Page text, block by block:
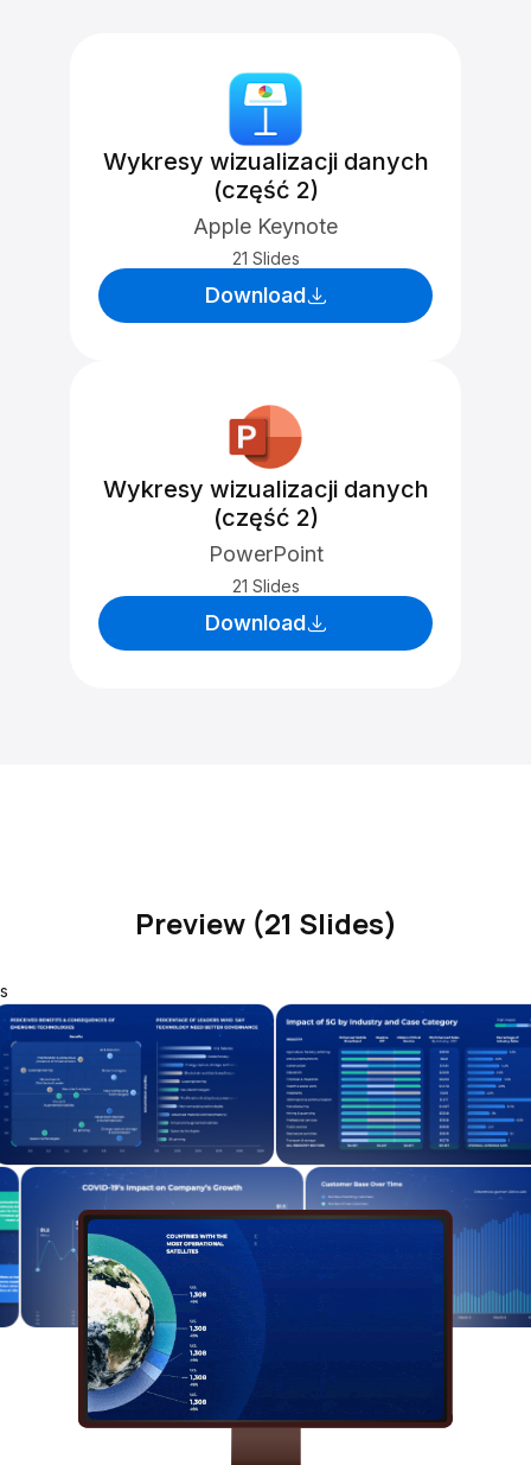
Wykresy wizualizacji danych
(część 2)
Apple Keynote
21 Slides
Download
Wykresy wizualizacji danych
(część 2)
PowerPoint
21 Slides
Download
Preview (21 Slides)
s